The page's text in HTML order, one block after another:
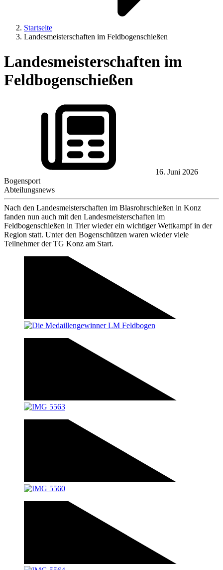
Startseite
Landesmeisterschaften im Feldbogenschießen
Landesmeisterschaften im
Feldbogenschießen
16. Juni 2026
Bogensport
Abteilungsnews
Nach den Landesmeisterschaften im Blasrohrschießen in Konz
fanden nun auch mit den Landesmeisterschaften im
Feldbogenschießen in Trier wieder ein wichtiger Wettkampf in der
Region statt. Unter den Bogenschützen waren wieder viele
Teilnehmer der TG Konz am Start.